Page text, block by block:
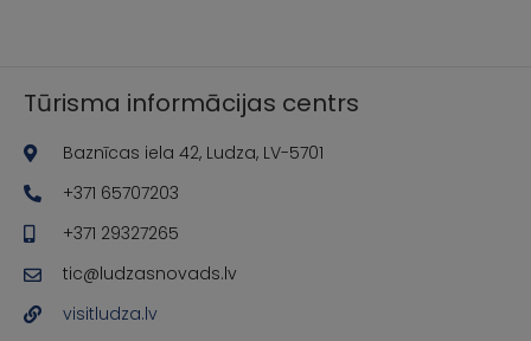
Tūrisma informācijas centrs
Baznīcas iela 42, Ludza, LV-5701
+371 65707203
+371 29327265
tic@ludzasnovads.lv
visitludza.lv